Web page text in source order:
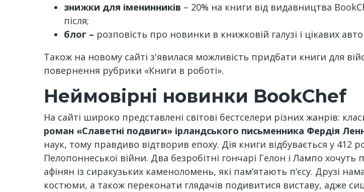
знижки для іменинників – 20% на книги від видавництва
після;
блог – розповість про новинки в книжковій галузі і цікавих
Також на новому сайті з'явилася можливість придбати книги для
повернення рубрики «Книги в роботі».
Неймовірні новинки BookChef
На сайті широко представлені світові бестселери різних жанрів:
роман «Славетні подвиги» ірландського письменника Фердія
наук, тому правдиво відтворив епоху. Дія книги відбувається у 412
Пелопоннеської війни. Два безробітні гончарі Гелон і Лампо
афінян із сиракузьких каменоломень, які пам’ятають п’єсу. Друзі
костюми, а також переконати глядачів подивитися виставу, адже